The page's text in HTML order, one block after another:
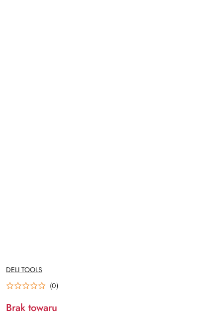
NAZWA
PRODUCENTA:
DELI TOOLS
(0)
Brak towaru